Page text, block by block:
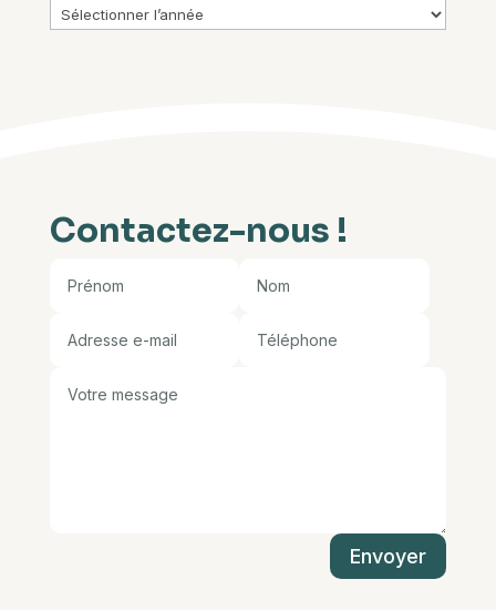
Archives
Contactez-nous !
Envoyer